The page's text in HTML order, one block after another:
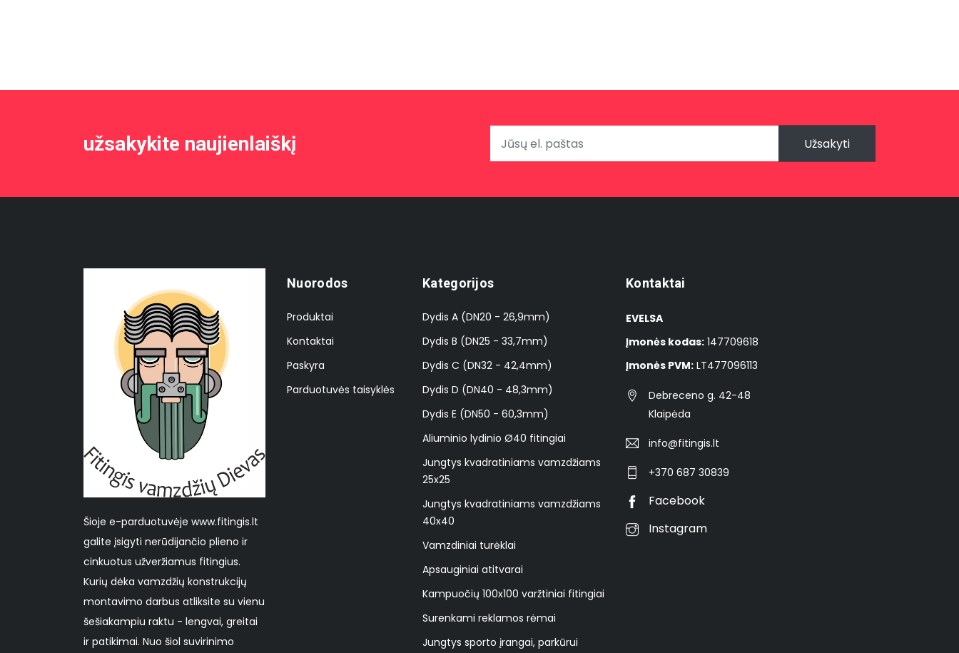
užsakykite naujienlaiškį Užsakyti
Šioje e-parduotuvėje www.fitingis.lt
galite įsigyti nerūdijančio plieno ir
cinkuotus užveržiamus fitingius.
Kurių dėka vamzdžių konstrukcijų
montavimo darbus atliksite su vienu
šešiakampiu raktu - lengvai, greitai
ir patikimai. Nuo šiol suvirinimo
Nuorodos
Produktai
Kontaktai
Paskyra
Parduotuvės taisyklės
Kategorijos
Dydis A (DN20 - 26,9mm)
Dydis B (DN25 - 33,7mm)
Dydis C (DN32 - 42,4mm)
Dydis D (DN40 - 48,3mm)
Dydis E (DN50 - 60,3mm)
Aliuminio lydinio Ø40 fitingiai
Jungtys kvadratiniams vamzdžiams
25x25
Jungtys kvadratiniams vamzdžiams
40x40
Vamzdiniai turėklai
Apsauginiai atitvarai
Kampuočių 100x100 varžtiniai fitingiai
Surenkami reklamos rėmai
Jungtys sporto įrangai, parkūrui
Kontaktai
EVELSA
Įmonės kodas: 147709618
Įmonės PVM: LT477096113
Debreceno g. 42-48
Klaipėda
info@fitingis.lt
+370 687 30839
Facebook
Instagram